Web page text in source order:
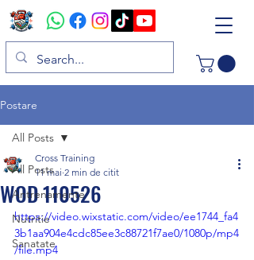
Postare
All Posts
Antrenamente
Nutritie
Sanatate
All Posts
WOD 110526
Cross Training
11 mai 2 min de citit
https://video.wixstatic.com/video/ee1744_fa4
3b1aa904e4cdc85ee3c88721f7ae0/1080p/mp4
/file.mp4